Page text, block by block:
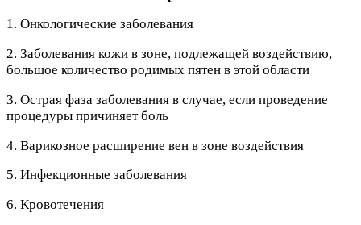
1. Онкологические заболевания
2. Заболевания кожи в зоне, подлежащей воздействию,
большое количество родимых пятен в этой области
3. Острая фаза заболевания в случае, если проведение
процедуры причиняет боль
4. Варикозное расширение вен в зоне воздействия
5. Инфекционные заболевания
6. Кровотечения